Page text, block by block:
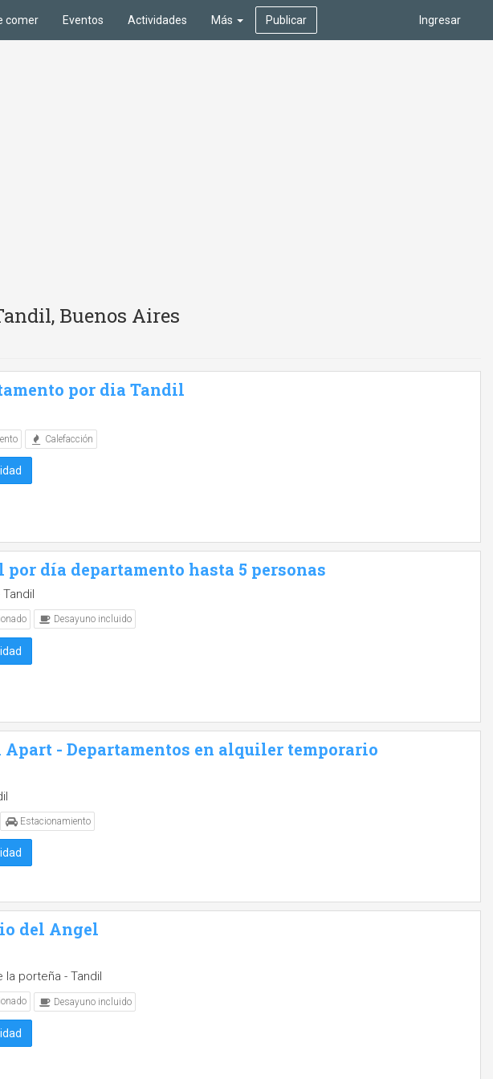
Ingresar
comer Eventos Actividades Más Publicar
Buenos Aires
por dia Tandil
Calefacción
día departamento hasta 5 personas
Desayuno incluido
- Departamentos en alquiler temporario
Estacionamiento
del Angel
la porteña - Tandil
Desayuno incluido